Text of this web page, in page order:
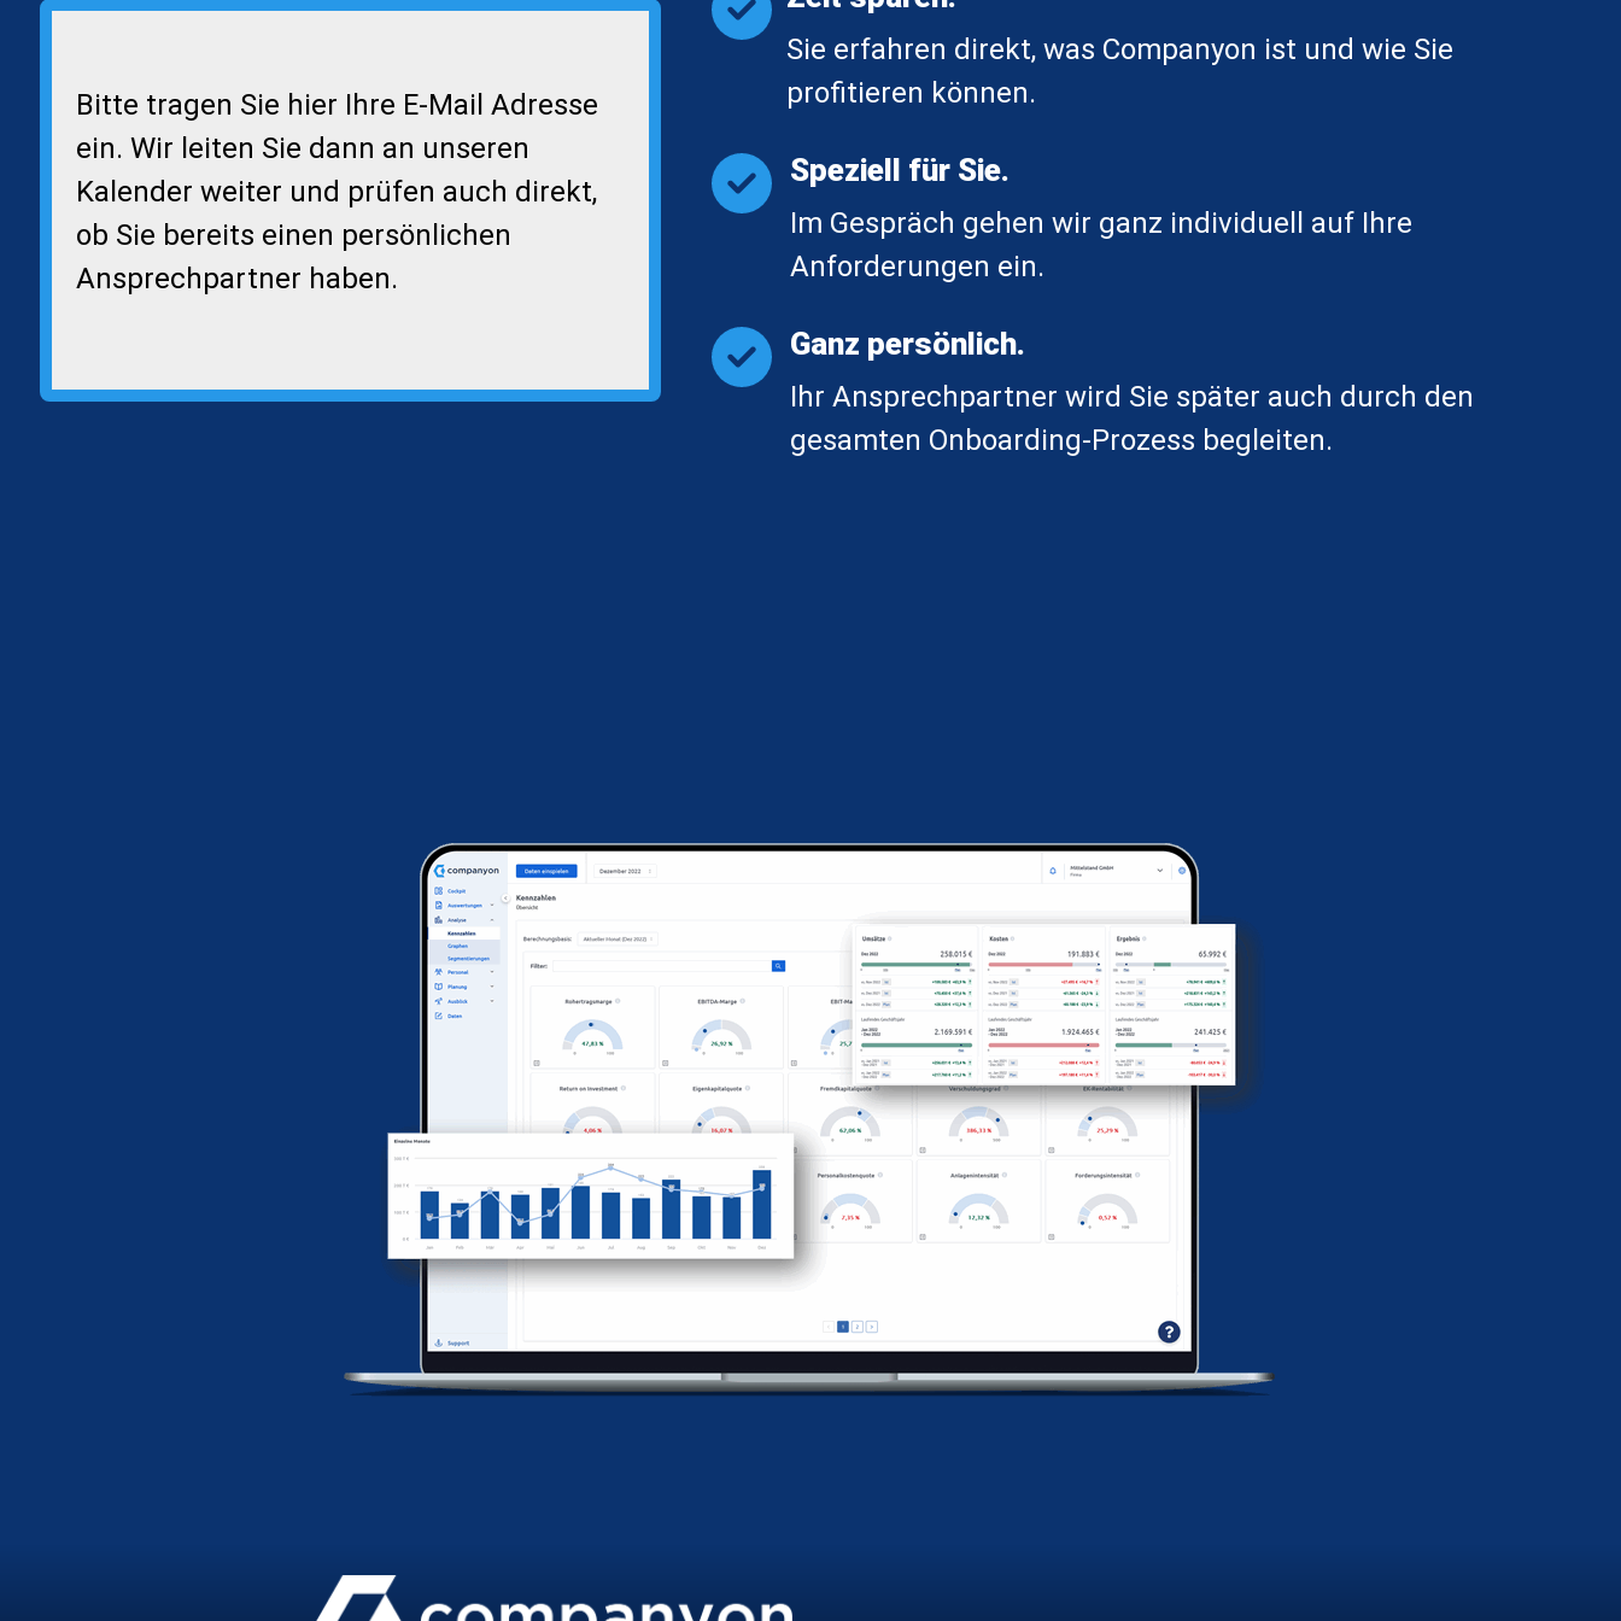
Bitte tragen Sie hier Ihre E-Mail Adresse
ein. Wir leiten Sie dann an unseren
Kalender weiter und prüfen auch direkt,
ob Sie bereits einen persönlichen
Ansprechpartner haben.
Sie erfahren direkt, was Companyon ist und wie Sie
profitieren können.
Speziell für Sie.
Im Gespräch gehen wir ganz individuell auf Ihre
Anforderungen ein.
Ganz persönlich.
Ihr Ansprechpartner wird Sie später auch durch den
gesamten Onboarding-Prozess begleiten.